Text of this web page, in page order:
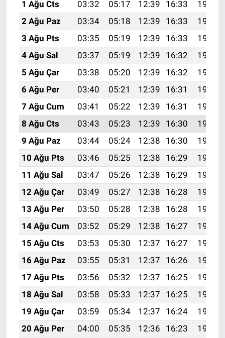
1 Ağu Cts
03:32 05:17 12:39 16:33
19:52
2 Ağu Paz
03:34 05:18 12:39 16:33
19:51
3 Ağu Pts
03:35 05:19 12:39 16:33
19:50
4 Ağu Sal
03:37 05:19 12:39 16:32
19:49
5 Ağu Çar
03:38 05:20 12:39 16:32
19:47
6 Ağu Per
03:40 05:21 12:39 16:31
19:46
7 Ağu Cum
03:41 05:22 12:39 16:31
19:45
8 Ağu Cts
03:43 05:23 12:39 16:30
19:44
9 Ağu Paz
03:44 05:24 12:38 16:30
19:42
10 Ağu Pts
03:46 05:25 12:38 16:29
19:41
11 Ağu Sal
03:47 05:26 12:38 16:29
19:40
12 Ağu Çar
03:49 05:27 12:38 16:28
19:39
13 Ağu Per
03:50 05:28 12:38 16:28
19:37
14 Ağu Cum
03:52 05:29 12:38 16:27
19:36
15 Ağu Cts
03:53 05:30 12:37 16:27
19:35
16 Ağu Paz
03:55 05:31 12:37 16:26
19:33
17 Ağu Pts
03:56 05:32 12:37 16:25
19:32
18 Ağu Sal
03:58 05:33 12:37 16:25
19:30
19 Ağu Çar
03:59 05:34 12:37 16:24
19:29
20 Ağu Per
04:00 05:35 12:36 16:23
19:27